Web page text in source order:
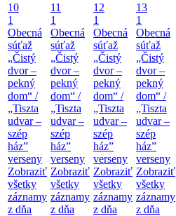
10
1
Obecná
súťaž
„Čistý
dvor –
pekný
dom“ /
„Tiszta
udvar –
szép
ház”
verseny
Zobraziť
všetky
záznamy
z dňa
11
1
Obecná
súťaž
„Čistý
dvor –
pekný
dom“ /
„Tiszta
udvar –
szép
ház”
verseny
Zobraziť
všetky
záznamy
z dňa
12
1
Obecná
súťaž
„Čistý
dvor –
pekný
dom“ /
„Tiszta
udvar –
szép
ház”
verseny
Zobraziť
všetky
záznamy
z dňa
13
1
Obecná
súťaž
„Čistý
dvor –
pekný
dom“ /
„Tiszta
udvar –
szép
ház”
verseny
Zobraziť
všetky
záznamy
z dňa